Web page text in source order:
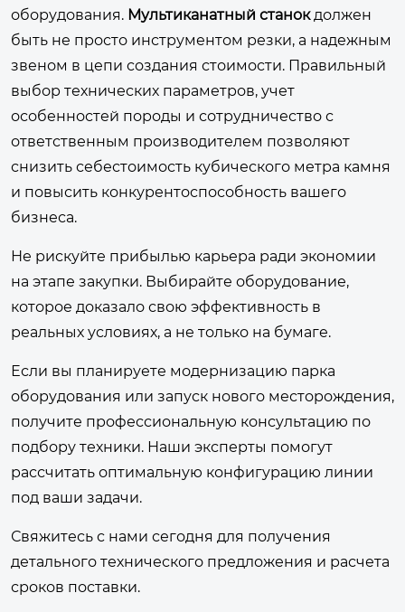
оборудования. Мультиканатный станокдолжен
быть не просто инструментом резки, а надежным
звеном в цепи создания стоимости. Правильный
выбор технических параметров, учет
особенностей породы и сотрудничество с
ответственным производителем позволяют
снизить себестоимость кубического метра камня
и повысить конкурентоспособность вашего
бизнеса.
Не рискуйте прибылью карьера ради экономии
на этапе закупки. Выбирайте оборудование,
которое доказало свою эффективность в
реальных условиях, а не только на бумаге.
Если вы планируете модернизацию парка
оборудования или запуск нового месторождения,
получите профессиональную консультацию по
подбору техники. Наши эксперты помогут
рассчитать оптимальную конфигурацию линии
под ваши задачи.
Свяжитесь с нами сегодня для получения
детального технического предложения и расчета
сроков поставки.